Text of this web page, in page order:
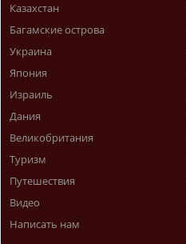
Казахстан
Багамские острова
Украина
Япония
Израиль
Дания
Великобритания
Туризм
Путешествия
Видео
Написать нам